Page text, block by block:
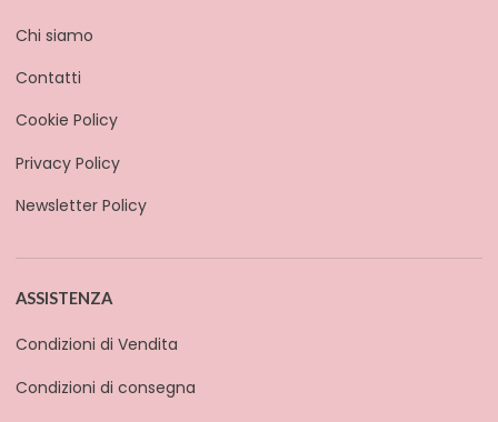
Chi siamo
Contatti
Cookie Policy
Privacy Policy
Newsletter Policy
ASSISTENZA
Condizioni di Vendita
Condizioni di consegna